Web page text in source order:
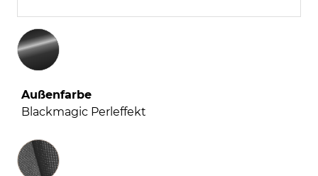
Außenfarbe
Blackmagic Perleffekt
Innenausstattung